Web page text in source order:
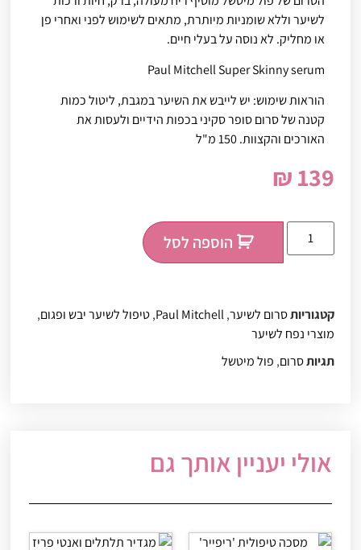
לשיער וללא שומניות מיותרת, מתאים לשימוש לפני ואחרי פן
או מחליק. לא נוסה על בעלי חיים.
Paul Mitchell Super Skinny serum
הוראות שימוש: יש לייבש את השיער במגבת, ליטול כמות
קטנה של סרום סופר סקיני בכפות הידיים ולעסות את
האורכים והקצוות. 150 מ"ל
₪ 139
הוספה לסל
קטגוריותסרום לשיער,
Paul Mitchell
,טיפול לשיער יבש ופגום,
מוצרי נפח לשיער
תגיותסרום,פול מיטשל
אולי יעניין אותך גם